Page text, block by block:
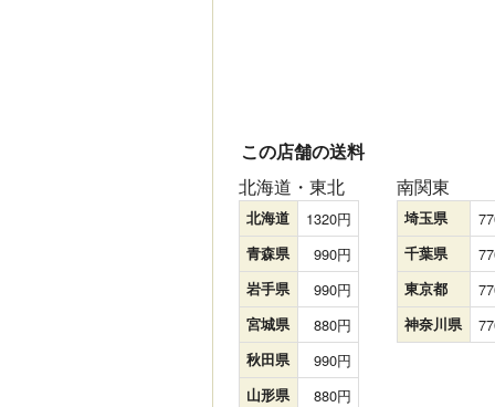
この店舗の送料
北海道・東北
北海道 1320
青森県 990
岩手県 990
宮城県 880
秋田県 990
山形県 880
南関東
埼玉県
千葉県
東京都
神奈川県